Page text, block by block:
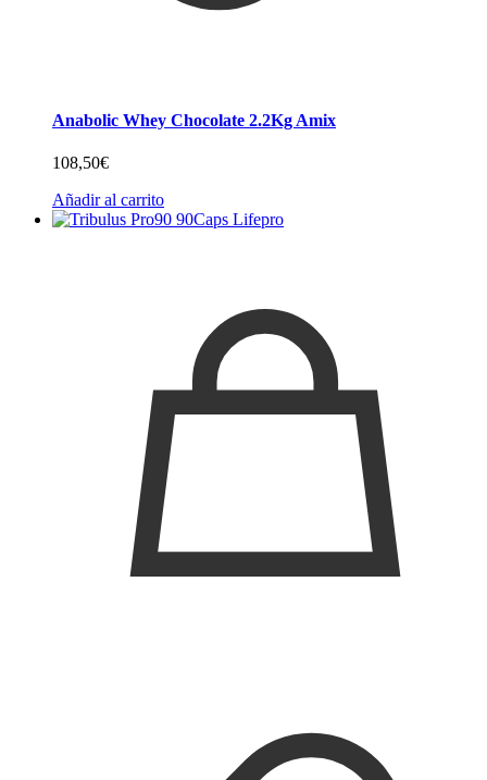
Anabolic Whey Chocolate 2.2Kg Amix
108,50€
Añadir al carrito